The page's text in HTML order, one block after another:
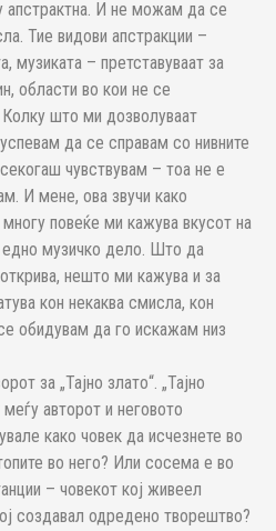
апстрактна. И не можам да се
Тие видови апстракции –
музиката – претставуваат за
области во кои не се
Колку што ми дозволуваат
да се справам со нивните
чувствувам – тоа не е
И мене, ова звучи како
повеќе ми кажува вкусот на
едно музичко дело. Што да
нешто ми кажува и за
кон некаква смисла, кон
обидувам да го искажам низ
за „Тајно злато“. „Тајно
авторот и неговото
како човек да исчезнете во
во него? Или сосема е во
– човекот кој живеел
создавал одредено творештво?